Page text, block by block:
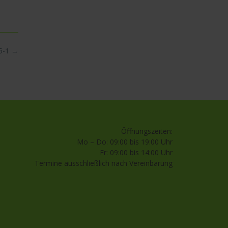
1 →
Öffnungszeiten:
Mo – Do: 09:00 bis 19:00 Uhr
Fr: 09:00 bis 14:00 Uhr
Termine ausschließlich nach Vereinbarung